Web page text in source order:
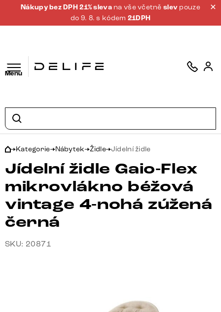
Nákupy bez DPH 21% sleva na vše včetněslev pouze
do 9. 8. s kódem 21DPH
Menu
Kategorie Nábytek Židle Jídelní židle
Jídelní židle Gaio-Flex
mikrovlákno béžová
vintage 4-nohá zúžená
černá
SKU: 20871